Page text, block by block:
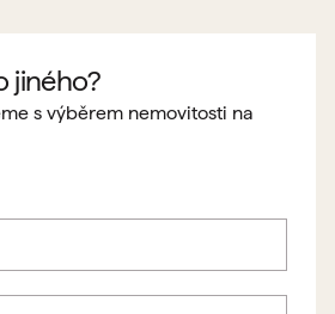
jiného?
s výběrem nemovitosti na